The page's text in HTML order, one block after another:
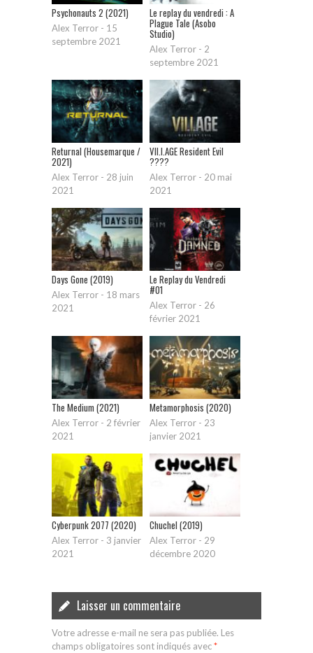
Psychonauts 2 (2021)
Alex Terror - 15
septembre 2021
Le replay du vendredi : A
Plague Tale (Asobo
Studio)
Alex Terror - 2
septembre 2021
Returnal (Housemarque /
2021)
Alex Terror - 28 juin
2021
VII.I.AGE Resident Evil
????
Alex Terror - 20 mai
2021
Days Gone (2019)
Alex Terror - 18 mars
2021
Le Replay du Vendredi
#01
Alex Terror - 26
février 2021
The Medium (2021)
Alex Terror - 2 février
2021
Metamorphosis (2020)
Alex Terror - 23
janvier 2021
Cyberpunk 2077 (2020)
Alex Terror - 3 janvier
2021
Chuchel (2019)
Alex Terror - 29
décembre 2020
Laisser un commentaire
Votre adresse e-mail ne sera pas publiée. Les
champs obligatoires sont indiqués avec*